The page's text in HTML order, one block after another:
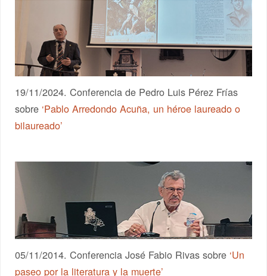
19/11/2024. Conferencia de Pedro Luis Pérez Frías
sobre ‘Pablo Arredondo Acuña, un héroe laureado o
bilaureado’
05/11/2014. Conferencia José Fabio Rivas sobre ‘Un
paseo por la literatura y la muerte’